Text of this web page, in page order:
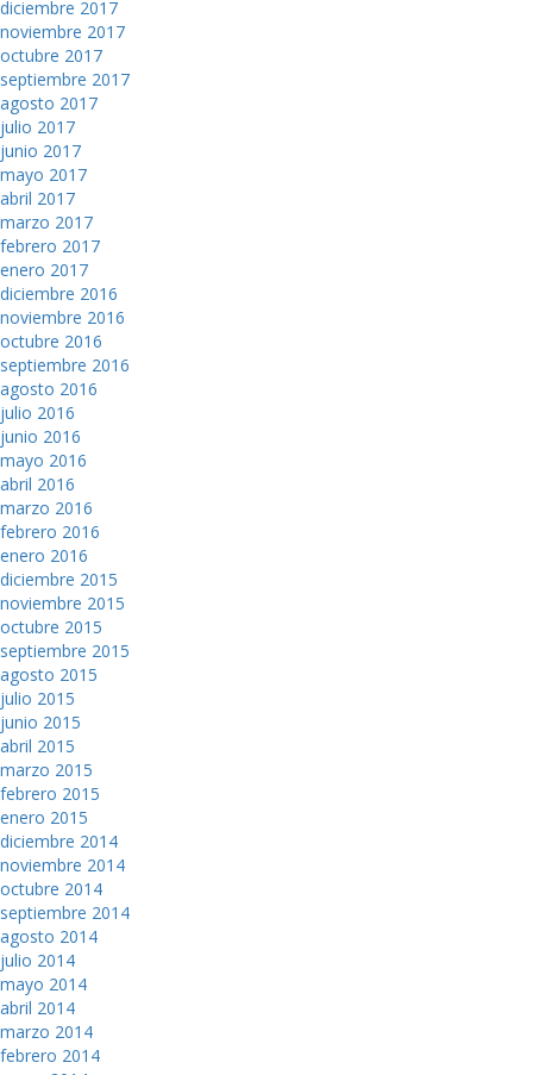
diciembre 2017
noviembre 2017
octubre 2017
septiembre 2017
agosto 2017
julio 2017
junio 2017
mayo 2017
abril 2017
marzo 2017
febrero 2017
enero 2017
diciembre 2016
noviembre 2016
octubre 2016
septiembre 2016
agosto 2016
julio 2016
junio 2016
mayo 2016
abril 2016
marzo 2016
febrero 2016
enero 2016
diciembre 2015
noviembre 2015
octubre 2015
septiembre 2015
agosto 2015
julio 2015
junio 2015
abril 2015
marzo 2015
febrero 2015
enero 2015
diciembre 2014
noviembre 2014
octubre 2014
septiembre 2014
agosto 2014
julio 2014
mayo 2014
abril 2014
marzo 2014
febrero 2014